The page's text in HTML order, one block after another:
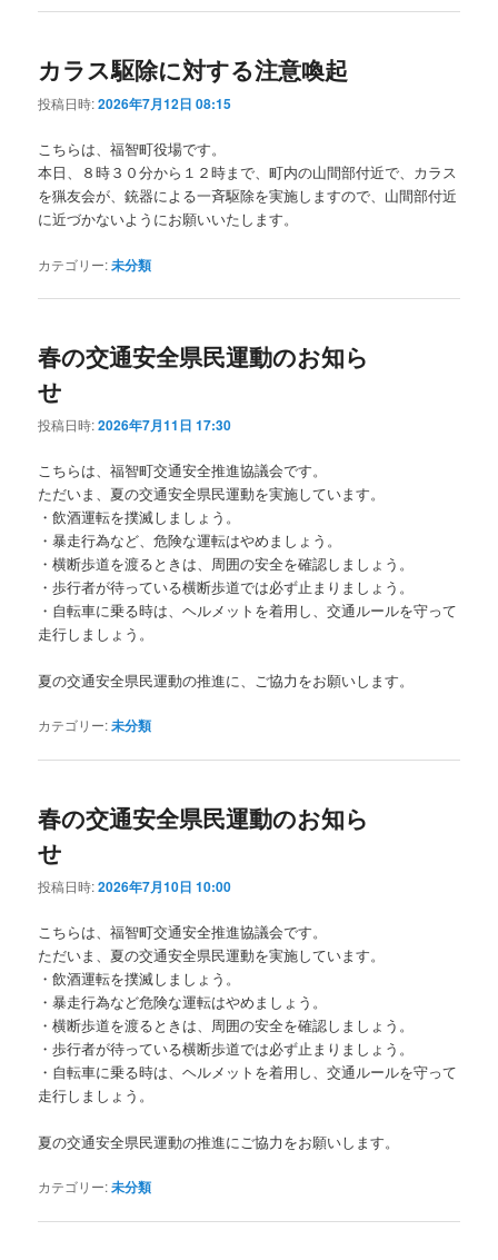
カラス駆除に対する注意喚起
投稿日時:2026年7月12日 08:15
こちらは、福智町役場です。
本日、８時３０分から１２時まで、町内の山間部付近で、カラス
を猟友会が、銃器による一斉駆除を実施しますので、山間部付近
に近づかないようにお願いいたします。
カテゴリー:未分類
春の交通安全県民運動のお知ら
せ
投稿日時:2026年7月11日 17:30
こちらは、福智町交通安全推進協議会です。
ただいま、夏の交通安全県民運動を実施しています。
・飲酒運転を撲滅しましょう。
・暴走行為など、危険な運転はやめましょう。
・横断歩道を渡るときは、周囲の安全を確認しましょう。
・歩行者が待っている横断歩道では必ず止まりましょう。
・自転車に乗る時は、ヘルメットを着用し、交通ルールを守って
走行しましょう。
夏の交通安全県民運動の推進に、ご協力をお願いします。
カテゴリー:未分類
春の交通安全県民運動のお知ら
せ
投稿日時:2026年7月10日 10:00
こちらは、福智町交通安全推進協議会です。
ただいま、夏の交通安全県民運動を実施しています。
・飲酒運転を撲滅しましょう。
・暴走行為など危険な運転はやめましょう。
・横断歩道を渡るときは、周囲の安全を確認しましょう。
・歩行者が待っている横断歩道では必ず止まりましょう。
・自転車に乗る時は、ヘルメットを着用し、交通ルールを守って
走行しましょう。
夏の交通安全県民運動の推進にご協力をお願いします。
カテゴリー:未分類